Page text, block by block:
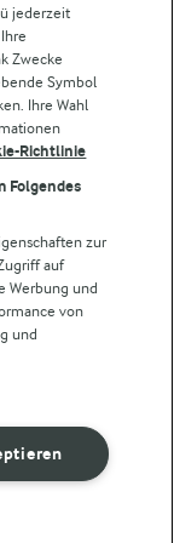
jederzeit
Zwecke
Symbol
Ihre Wahl
Richtlinie
Folgendes
zur
auf
Werbung und
von
und